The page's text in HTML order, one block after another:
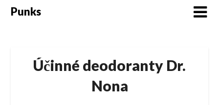
SkipPunks
Účinné deodoranty Dr.
Nona